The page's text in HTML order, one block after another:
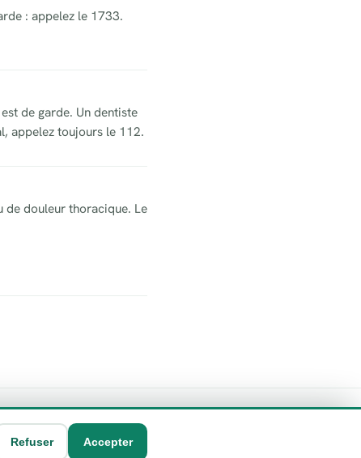
: appelez le 1733.
de garde. Un dentiste
appelez toujours le 112.
de douleur thoracique. Le
Refuser Accepter